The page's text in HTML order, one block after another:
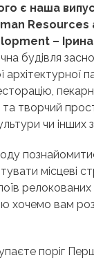
є наша
Resources
–
будівля
творчий
чи інших
місцеві
хочемо вам
поріг